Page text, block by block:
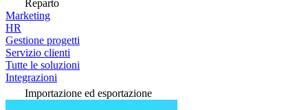
Reparto
Marketing
HR
Gestione progetti
Servizio clienti
Tutte le soluzioni
Integrazioni
Importazione ed esportazione